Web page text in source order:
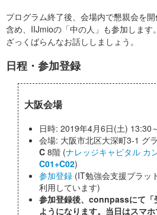
プログラム終了後、会場内で懇親会を
含め、IIJmioの「中の人」も参加します
ざっくばらんなお話ししましょう。
日程・参加登録
大阪会場
日時: 2019年4月6日(土) 13:30
会場: 大阪市北区大深町3-1 グ
C 8階 (ナレッジキャピタル カ
C01+C02)
参加登録 (IT勉強会支援プラッ
利用しています)
参加登録後、connpassにて「
ようになります。当日はスマ